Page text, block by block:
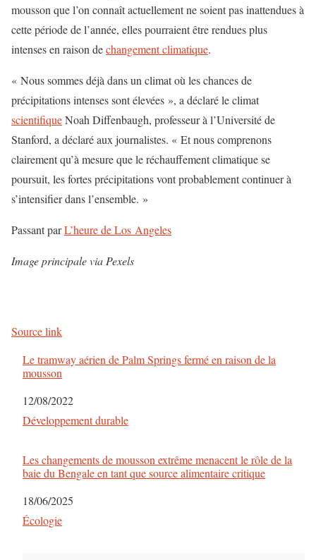
mousson que l’on connaît actuellement ne soient pas inattendues à
cette période de l’année, elles pourraient être rendues plus
intenses en raison dechangement climatique.
« Nous sommes déjà dans un climat où les chances de
précipitations intenses sont élevées », a déclaré le climat
scientifiqueNoah Diffenbaugh, professeur à l’Université de
Stanford, a déclaré aux journalistes. « Et nous comprenons
clairement qu’à mesure que le réchauffement climatique se
poursuit, les fortes précipitations vont probablement continuer à
s’intensifier dans l’ensemble. »
Passant parL’heure de Los Angeles
Image principale via Pexels
Source link
Le tramway aérien de Palm Springs fermé en raison de la
mousson
Date
12/08/2022
Par rapport à
Développement durable
Les changements de mousson extrême menacent le rôle de la
baie du Bengale en tant que source alimentaire critique
Date
18/06/2025
Par rapport à
Écologie